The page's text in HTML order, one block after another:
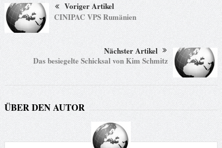
Voriger Artikel
CINIPAC VPS Rumänien
Nächster Artikel
Das besiegelte Schicksal von Kim Schmitz
ÜBER DEN AUTOR